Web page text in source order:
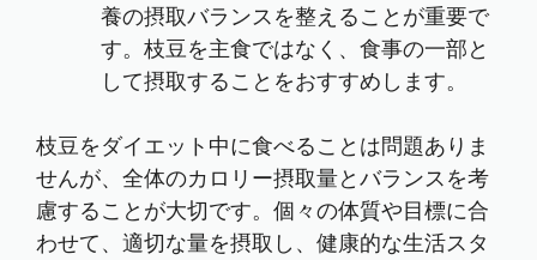
養の摂取バランスを整えることが重要で
す。枝豆を主食ではなく、食事の一部と
して摂取することをおすすめします。
枝豆をダイエット中に食べることは問題ありま
せんが、全体のカロリー摂取量とバランスを考
慮することが大切です。個々の体質や目標に合
わせて、適切な量を摂取し、健康的な生活スタ